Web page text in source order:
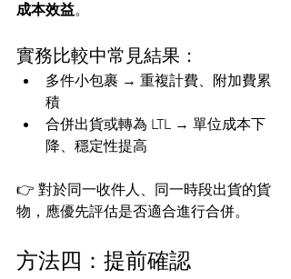
成本效益。
實務比較中常見結果：
多件小包裹 → 重複計費、附加費累
積
合併出貨或轉為 LTL → 單位成本下
降、穩定性提高
👉 對於同一收件人、同一時段出貨的貨
物，應優先評估是否適合進行合併。
方法四：提前確認